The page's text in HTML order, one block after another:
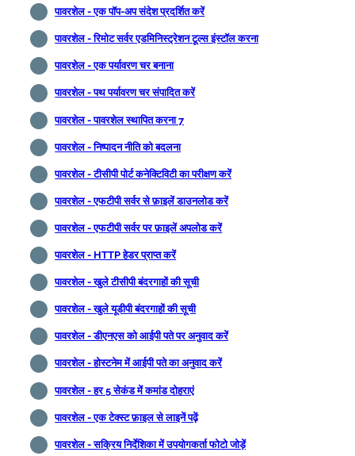
पावरशेल - एक पॉप-अप संदेश प्रदर्शित करें
पावरशेल - रिमोट सर्वर एडमिनिस्ट्रेशन टूल्स इंस्टॉल करना
पावरशेल - एक पर्यावरण चर बनाना
पावरशेल - पथ पर्यावरण चर संपादित करें
पावरशेल - पावरशेल स्थापित करना 7
पावरशेल - निष्पादन नीति को बदलना
पावरशेल - टीसीपी पोर्ट कनेक्टिविटी का परीक्षण करें
पावरशेल - एफटीपी सर्वर से फ़ाइलें डाउनलोड करें
पावरशेल - एफटीपी सर्वर पर फ़ाइलें अपलोड करें
पावरशेल - HTTP हेडर प्राप्त करें
पावरशेल - खुले टीसीपी बंदरगाहों की सूची
पावरशेल - खुले यूडीपी बंदरगाहों की सूची
पावरशेल - डीएनएस को आईपी पते पर अनुवाद करें
पावरशेल - होस्टनेम में आईपी पते का अनुवाद करें
पावरशेल - हर 5 सेकंड में कमांड दोहराएं
पावरशेल - एक टेक्स्ट फ़ाइल से लाइनें पढ़ें
पावरशेल - सक्रिय निर्देशिका में उपयोगकर्ता फोटो जोड़ें